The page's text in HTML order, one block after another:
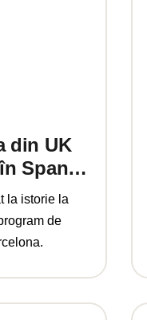
din UK
Spania.
la istorie la
de